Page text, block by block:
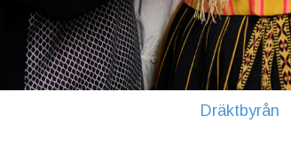
Dräktbyrån